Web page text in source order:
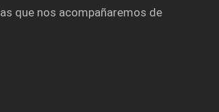
que nos acompañaremos de